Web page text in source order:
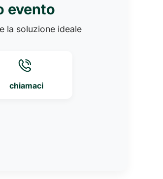
evento
la soluzione ideale
chiamaci